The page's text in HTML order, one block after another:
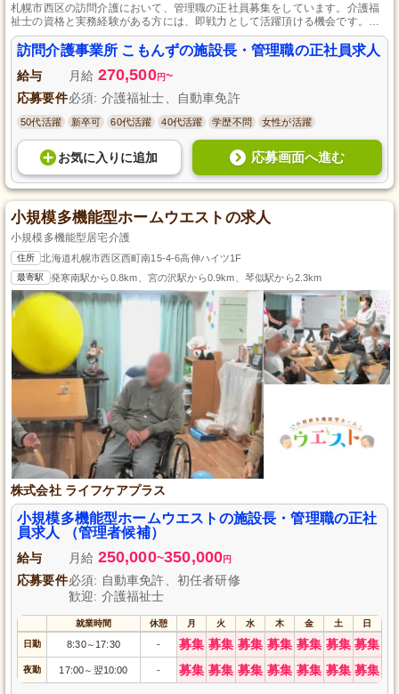
札幌市西区の訪問介護において、管理職の正社員募集をしています。介護福
祉士の資格と実務経験がある方には、即戦力として活躍頂ける機会です。自
動車免許を持っていれば、さらに幅広い活動が可能です。週休2日制でメリハ
リを持って働き、資格手当など各種手当の支給もあり、モチベーション高く
仕事に取り組めます。
訪問介護事業所 こもんずの施設長・管理職の正社員求人
給与 月給 270,500円~
応募要件必須: 介護福祉士、自動車免許
50代活躍 新卒可 60代活躍 40代活躍 学歴不問 女性が活躍
お気に入り に追加 応募画面へ進む
小規模多機能型ホームウエストの求人
小規模多機能型居宅介護
住所 北海道札幌市西区西町南15-4-6高伸ハイツ1F
最寄駅 発寒南駅から0.8km、宮の沢駅から0.9km、琴似駅から2.3km
株式会社 ライフケアプラス
小規模多機能型ホームウエストの施設長・管理職の正社
員求人 （管理者候補）
給与 月給 250,000~350,000円
応募要件必須: 自動車免許、初任者研修
歓迎: 介護福祉士
就業時間 休憩 月 火 水 木 金 土 日
日勤 8:30～ 17:30 - 募集 募集 募集 募集 募集 募集 募集
夜勤 17:00～ 翌10:00 - 募集 募集 募集 募集 募集 募集 募集